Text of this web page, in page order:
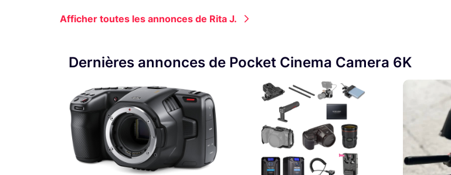
Afficher toutes les annonces de Rita J.
Dernières annonces de Pocket Cinema Camera 6K